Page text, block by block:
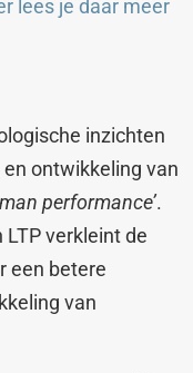
lees je daar meer
inzichten
ontwikkeling van
performance’.
verkleint de
een betere
van